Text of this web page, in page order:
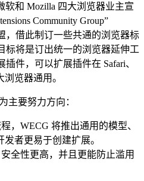
软和 Mozilla 四大浏览器业主宣
Community Group”
，借此制订一些共通的浏览器标
标将是订出统一的浏览器延伸工
件，可以扩展插件在 Safari、
浏览器通用。
主要努力方向：
，WECG 将推出通用的模型、
者更易于创建扩展。
全性更高，并且更能防止滥用